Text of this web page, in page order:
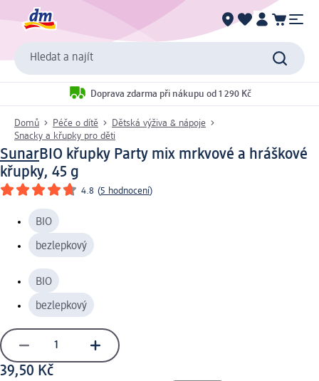
Hledat a najít
Doprava zdarma při nákupu od 1 290 Kč
Domů Péče o dítě
Dětská výživa & nápoje
Snacky a křupky pro děti
SunarBIO křupky Party mix mrkvové a hráškové
křupky, 45 g
4.8 (5 hodnocení)
BIO
bezlepkový
BIO
bezlepkový
39,50 Kč